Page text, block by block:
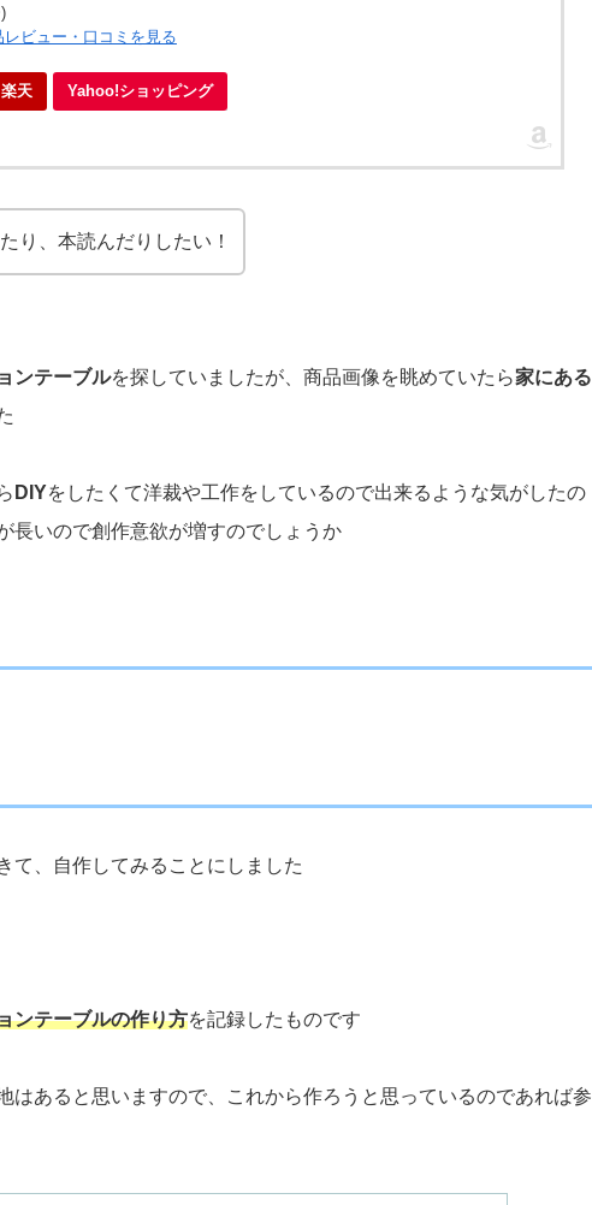
ビュー・口コミを見る
楽天 Yahoo!ショッピング
り、本読んだりしたい！
ンテーブルを探していましたが、商品画像を眺めていたら家にある
DIYをしたくて洋裁や工作をしているので出来るような気がしたの
長いので創作意欲が増すのでしょうか
て、自作してみることにしました
ンテーブルの作り方を記録したものです
はあると思いますので、これから作ろうと思っているのであれば参